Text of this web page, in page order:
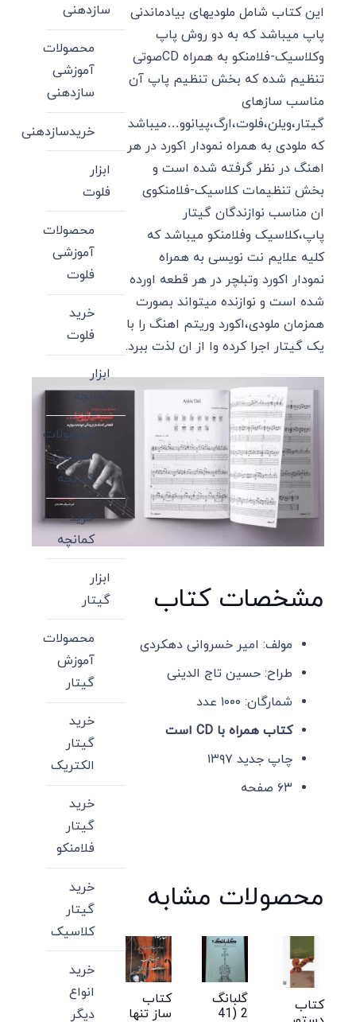
این کتاب شامل ملودیهای بیادماندنی
پاپ میباشد که به دو روش پاپ
وکلاسیک-فلامنکو به همراه CDصوتی
تنظیم شده که بخش تنظیم پاپ آن
مناسب سازهای
گیتار،ویلن،فلوت،ارگ،پیانوو…میباشد
که ملودی به همراه نمودار اکورد در هر
اهنگ در نظر گرفته شده است و
بخش تنظیمات کلاسیک-فلامنکوی
ان مناسب نوازندگان گیتار
پاپ،کلاسیک وفلامنکو میباشد که
کلیه علایم نت نویسی به همراه
نمودار اکورد وتبلچر در هر قطعه اورده
شده است و نوازنده میتواند بصورت
همزمان ملودی،اکورد وریتم اهنگ را با
یک گیتار اجرا کرده وا از ان لذت ببرد.
مشخصات کتاب
مولف: امیر خسروانی دهکردی
طراح: حسین تاج الدینی
شمارگان: ۱۰۰۰ عدد
کتاب همراه با CD است
چاپ جدید ۱۳۹۷
۶۳ صفحه
محصولات مشابه
کتاب
گلبانگ
2 (41
کتاب
ساز تنها
سازدهنی
محصولات
آموزشی
سازدهنی
خریدسازدهنی
ابزار
فلوت
محصولات
آموزشی
فلوت
خرید
فلوت
ابزار
کمانچه
محصولات
آموزشی
کمانچه
خرید
کمانچه
ابزار
گیتار
محصولات
آموزش
گیتار
خرید
گیتار
الکتریک
خرید
گیتار
فلامنکو
خرید
گیتار
کلاسیک
خرید
انواع
دیگر